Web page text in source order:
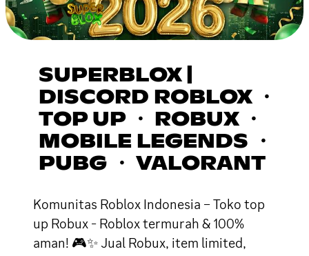
SUPERBLOX |
DISCORD ROBLOX ・
TOP UP ・ ROBUX ・
MOBILE LEGENDS ・
PUBG ・ VALORANT
Komunitas Roblox Indonesia – Toko top
up Robux - Roblox termurah & 100%
aman! 🎮✨ Jual Robux, item limited,